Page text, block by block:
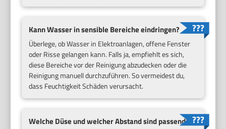
Kann Wasser in sensible Bereiche eindringen?
Überlege, ob Wasser in Elektroanlagen, offene Fenster
oder Risse gelangen kann. Falls ja, empfiehlt es sich,
diese Bereiche vor der Reinigung abzudecken oder die
Reinigung manuell durchzuführen. So vermeidest du,
dass Feuchtigkeit Schäden verursacht.
Welche Düse und welcher Abstand sind passend?